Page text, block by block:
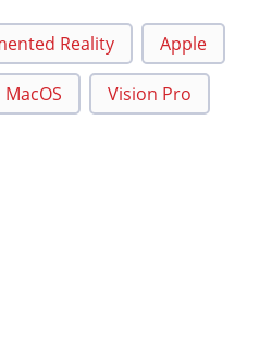
Reality Apple
MacOS Vision Pro